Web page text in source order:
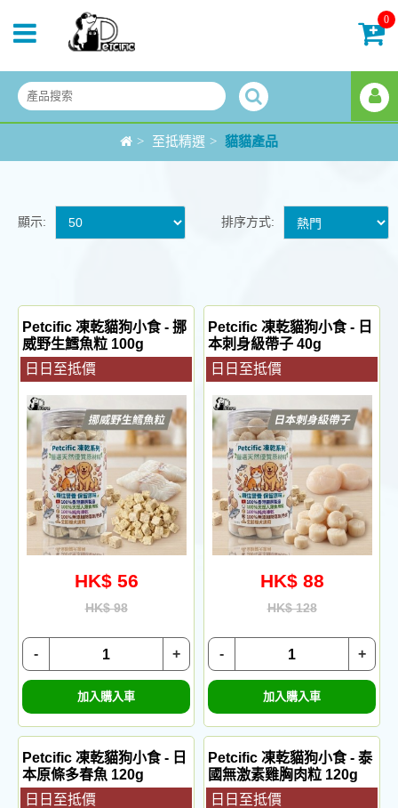
0
> 至抵精選 > 貓貓產品
排序方式:
顯示:
Petcific 凍乾貓狗小食 - 挪
威野生鱈魚粒 100g
日日至抵價
HK$ 56
HK$ 98
+
-
加入購入車
Petcific 凍乾貓狗小食 - 日
本刺身級帶子 40g
日日至抵價
HK$ 88
HK$ 128
+
-
加入購入車
Petcific 凍乾貓狗小食 - 日
本原條多春魚 120g
日日至抵價
Petcific 凍乾貓狗小食 - 泰
國無激素雞胸肉粒 120g
日日至抵價